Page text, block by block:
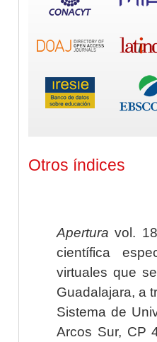
Otros índices
Apertura vol.
científica
virtuales que
Guadalajara, a
Sistema de
Arcos Sur, CP